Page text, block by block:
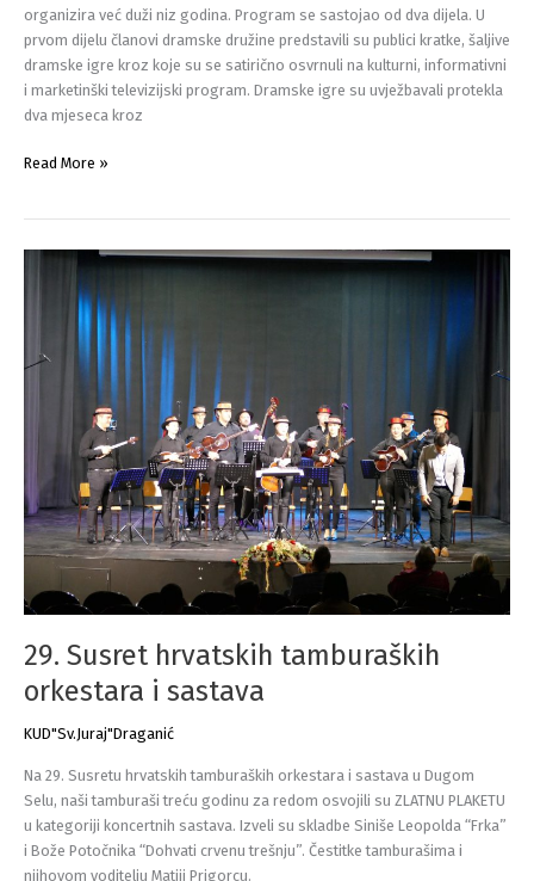
organizira već duži niz godina. Program se sastojao od dva dijela. U
prvom dijelu članovi dramske družine predstavili su publici kratke, šaljive
dramske igre kroz koje su se satirično osvrnuli na kulturni, informativni
i marketinški televizijski program. Dramske igre su uvježbavali protekla
dva mjeseca kroz
Draganićka
Read More »
29. Susret hrvatskih tamburaških
orkestara i sastava
KUD"Sv.Juraj"Draganić
Na 29. Susretu hrvatskih tamburaških orkestara i sastava u Dugom
Selu, naši tamburaši treću godinu za redom osvojili su ZLATNU PLAKETU
u kategoriji koncertnih sastava. Izveli su skladbe Siniše Leopolda “Frka”
i Bože Potočnika “Dohvati crvenu trešnju”. Čestitke tamburašima i
njihovom voditelju Matiji Prigorcu.